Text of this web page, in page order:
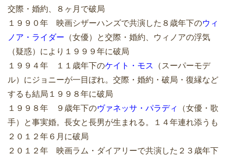
交際・婚約、８ヶ月で破局
１９９０年 映画シザーハンズで共演した８歳年下のウィ
ノア・ライダー （女優）と交際・婚約、ウィノアの浮気
（疑惑）により１９９９年に破局
１９９４年 １１歳年下のケイト・モス
（スーパーモデ
ル）にジョニーが一目ぼれ。交際・婚約・破局・復縁など
するも結局１９９８年に破局
１９９８年 ９歳年下のヴァネッサ・パラディ
（女優・歌
手）と事実婚。長女と長男が生まれる。１４年連れ添うも
２０１２年６月に破局
２０１２年 映画ラム・ダイアリーで共演した２３歳年下